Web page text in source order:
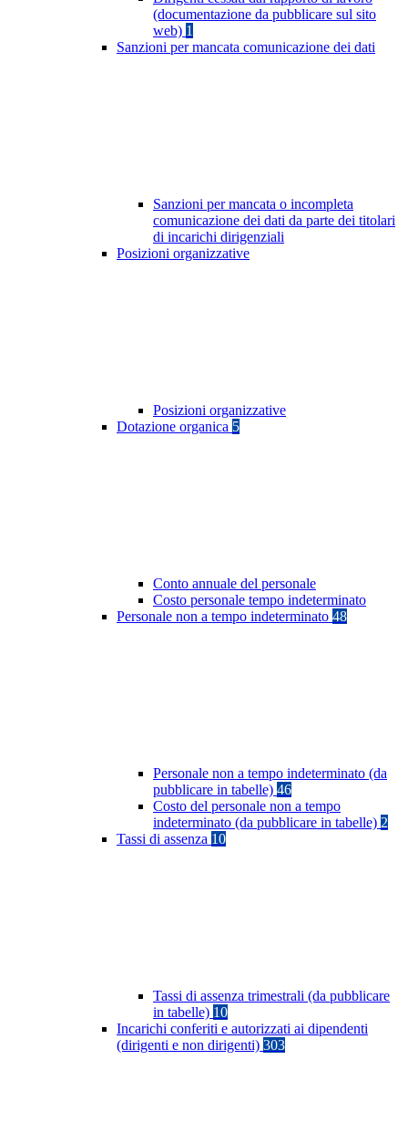
(documentazione da pubblicare sul sito
web) 1
Sanzioni per mancata comunicazione dei dati
Sanzioni per mancata o incompleta
comunicazione dei dati da parte dei titolari
di incarichi dirigenziali
Posizioni organizzative
Posizioni organizzative
Dotazione organica 5
Conto annuale del personale
Costo personale tempo indeterminato
Personale non a tempo indeterminato 48
Personale non a tempo indeterminato (da
pubblicare in tabelle) 46
Costo del personale non a tempo
indeterminato (da pubblicare in tabelle) 2
Tassi di assenza 10
Tassi di assenza trimestrali (da pubblicare
in tabelle) 10
Incarichi conferiti e autorizzati ai dipendenti
(dirigenti e non dirigenti) 303